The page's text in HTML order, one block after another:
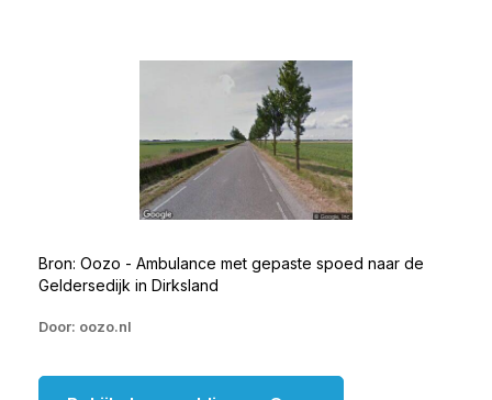
Bron: Oozo - Ambulance met gepaste spoed naar de
Geldersedijk in Dirksland
Door: oozo.nl